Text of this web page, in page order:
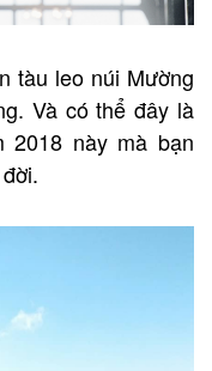
tàu leo núi Mường
Và có thể đây là
2018 này mà bạn